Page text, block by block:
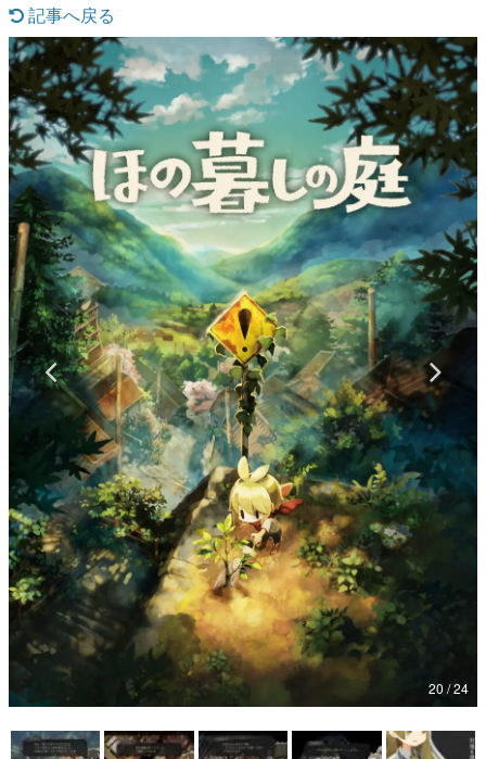
特集記事
マンガ
女性向け
アプリレビュー
その他
電ファミニコゲーマーとは？
運営：株式会社マレ
記事へ戻る
20 / 24